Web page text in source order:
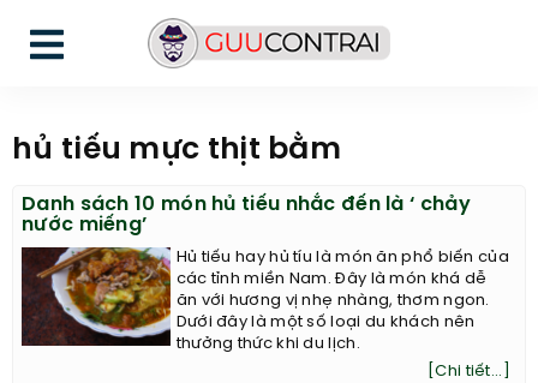
hủ tiếu mực thịt bằm
Danh sách 10 món hủ tiếu nhắc đến là ‘ chảy
nước miếng’
Hủ tiếu hay hủ tíu là món ăn phổ biến của
các tỉnh miền Nam. Đây là món khá dễ
ăn với hương vị nhẹ nhàng, thơm ngon.
Dưới đây là một số loại du khách nên
thưởng thức khi du lịch.
[Chi tiết...]